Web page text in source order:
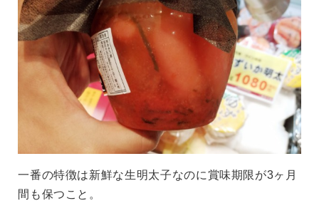
一番の特徴は新鮮な生明太子なのに賞味期限が3ヶ月
間も保つこと。